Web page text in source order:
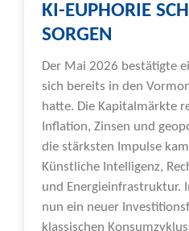
KI-EUPHORIE
SORGEN
Der Mai 2026 bestätigte
sich bereits in den
hatte. Die Kapitalmärkte
Inflation, Zinsen und
die stärksten Impulse
Künstliche Intelligenz,
und Energieinfrastruktur.
nun ein neuer
klassischen